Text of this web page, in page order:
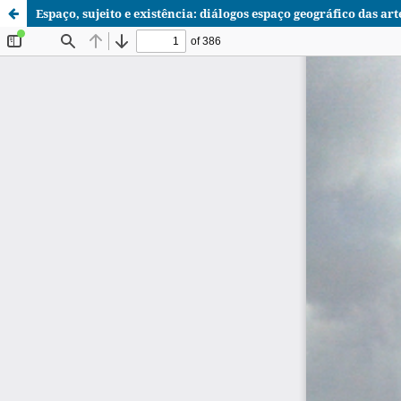
Espaço, sujeito e existência: diálogos espaço geográfico das